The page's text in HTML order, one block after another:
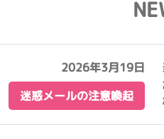
2026年3月19日
迷惑メールの注意喚起